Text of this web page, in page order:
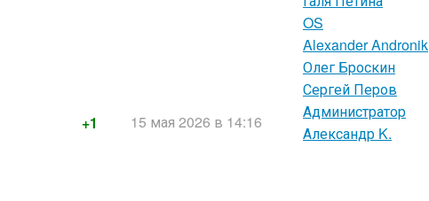
OS
Alexander Andronik
Олег Броскин
Сергей Перов
Администратор
Александр K.
15 мая 2026 в 14:16
+1